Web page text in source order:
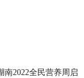
南2022全民营养周启